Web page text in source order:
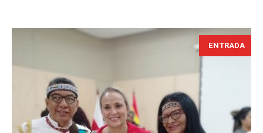
ENTRADA